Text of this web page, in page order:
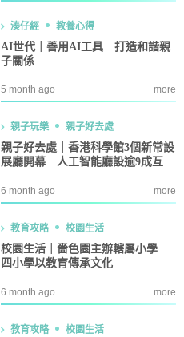
湊仔經 教養心得
AI世代｜善用AI工具 打造和諧親
子關係
5 month ago more
親子玩樂 親子好去處
親子好去處｜香港科學館3個新常設
展廳開幕 人工智能廳設逾9成互動
6 month ago more
教育攻略 校園生活
校園生活｜嗇色園主辦轄屬小學
四小學以教育傳承文化
6 month ago more
教育攻略 校園生活